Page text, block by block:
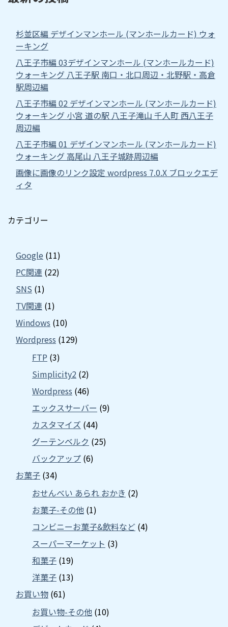
杉並区編 デザインマンホール (マンホールカード) ウォ
ーキング
八王子市編 03デザインマンホール (マンホールカード)
ウォーキング 八王子駅 南口・北口周辺・北野駅・高倉
駅周辺編
八王子市編 02 デザインマンホール (マンホールカード)
ウォーキング 小宮 道の駅 八王子滝山 千人町 西八王子
周辺編
八王子市編 01 デザインマンホール (マンホールカード)
ウォーキング 高尾山 八王子城跡周辺編
画像に画像のリンク設定 wordpress 7.0.X ブロックエデ
ィタ
カテゴリー
Google (11)
PC関連 (22)
SNS (1)
TV関連 (1)
Windows (10)
Wordpress (129)
FTP (3)
Simplicity2 (2)
Wordpress (46)
エックスサーバー (9)
カスタマイズ (44)
グーテンベルク (25)
バックアップ (6)
お菓子 (34)
おせんべい あられ おかき (2)
お菓子-その他 (1)
コンビニーお菓子&飲料など (4)
スーパーマーケット (3)
和菓子 (19)
洋菓子 (13)
お買い物 (61)
お買い物-その他 (10)